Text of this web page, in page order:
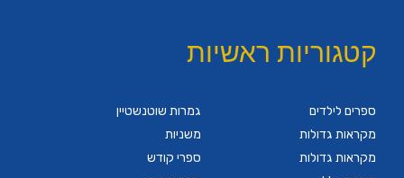
קטגוריות ראשיות
גמרות שוטנשטיין
משניות
ספרי קודש
ספרים לילדים
מקראות גדולות
מקראות גדולות